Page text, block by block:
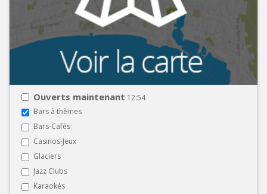
Ouverts maintenant 12:54
Bars à thèmes
Bars-Cafés
Casinos-Jeux
Glaciers
Jazz Clubs
Karaokés